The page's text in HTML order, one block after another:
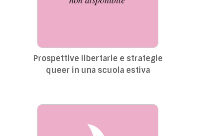
Prospettive libertarie e strategie
queer in una scuola estiva